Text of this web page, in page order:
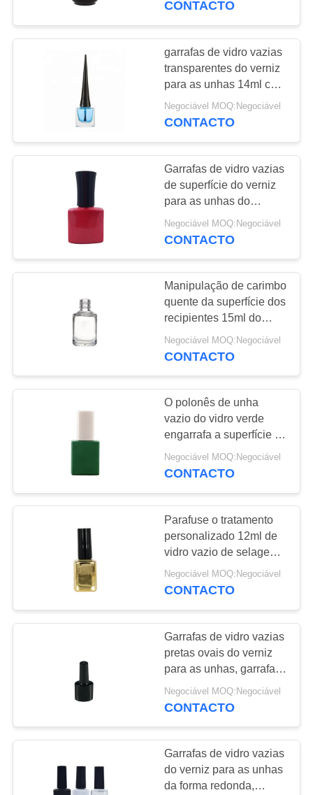
Bomba de loção
63
Caixinha de vidro.
13
CONTACTO
garrafas de vidro vazias
transparentes do verniz
para as unhas 14ml com
os tampões aguçados
pretos dos PP
Negociável MOQ:Negociável
CONTACTO
Garrafas de vidro vazias
de superfície do verniz
para as unhas do
resíduo metálico,
garrafas vazias ovais do
Negociável MOQ:Negociável
CONTACTO
Manipulação de carimbo
quente da superfície dos
recipientes 15ml do
polonês de unha do
tampão de parafuso
Negociável MOQ:Negociável
CONTACTO
O polonês de unha
vazio do vidro verde
engarrafa a superfície de
impressão da tela 12ml
Negociável MOQ:Negociável
CONTACTO
Parafuse o tratamento
personalizado 12ml de
vidro vazio de selagem
de Surfuce das garrafas
do verniz para as unhas
Negociável MOQ:Negociável
CONTACTO
Garrafas de vidro vazias
pretas ovais do verniz
para as unhas, garrafas
vazias do polonês do
gel com escova macia
Negociável MOQ:Negociável
CONTACTO
Garrafas de vidro vazias
do verniz para as unhas
da forma redonda,